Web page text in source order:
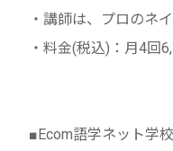
・講師は、プロのネ
・料金(税込)：月4回
■Ecom語学ネット学